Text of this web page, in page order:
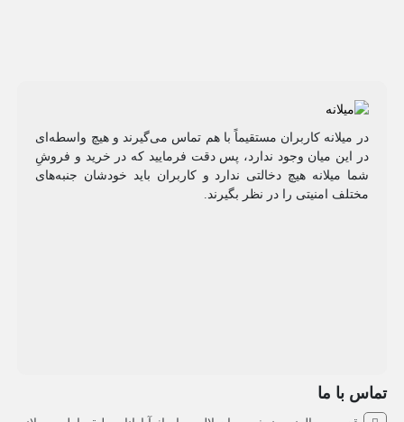
در میلانه کاربران مستقیماً با هم تماس می‌گیرند و هیچ واسطه‌ای
در این میان وجود ندارد، پس دقت فرمایید که در خرید و فروشِ
شما میلانه هیچ دخالتی ندارد و کاربران باید خودشان جنبه‌های
مختلف امنیتی را در نظر بگیرند.
تماس با ما